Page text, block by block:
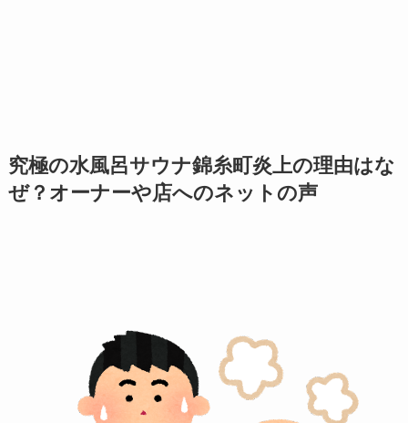
究極の水風呂サウナ錦糸町炎上の理由はな
ぜ？オーナーや店へのネットの声